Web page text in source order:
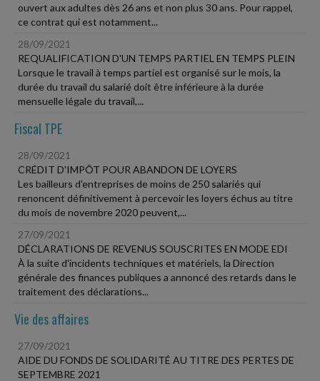
ouvert aux adultes dès 26 ans et non plus 30 ans. Pour rappel,
ce contrat qui est notamment...
28/09/2021
REQUALIFICATION D'UN TEMPS PARTIEL EN TEMPS PLEIN
Lorsque le travail à temps partiel est organisé sur le mois, la
durée du travail du salarié doit être inférieure à la durée
mensuelle légale du travail,...
Fiscal TPE
28/09/2021
CRÉDIT D'IMPÔT POUR ABANDON DE LOYERS
Les bailleurs d'entreprises de moins de 250 salariés qui
renoncent définitivement à percevoir les loyers échus au titre
du mois de novembre 2020 peuvent,...
27/09/2021
DÉCLARATIONS DE REVENUS SOUSCRITES EN MODE EDI
À la suite d'incidents techniques et matériels, la Direction
générale des finances publiques a annoncé des retards dans le
traitement des déclarations...
Vie des affaires
27/09/2021
AIDE DU FONDS DE SOLIDARITÉ AU TITRE DES PERTES DE
SEPTEMBRE 2021